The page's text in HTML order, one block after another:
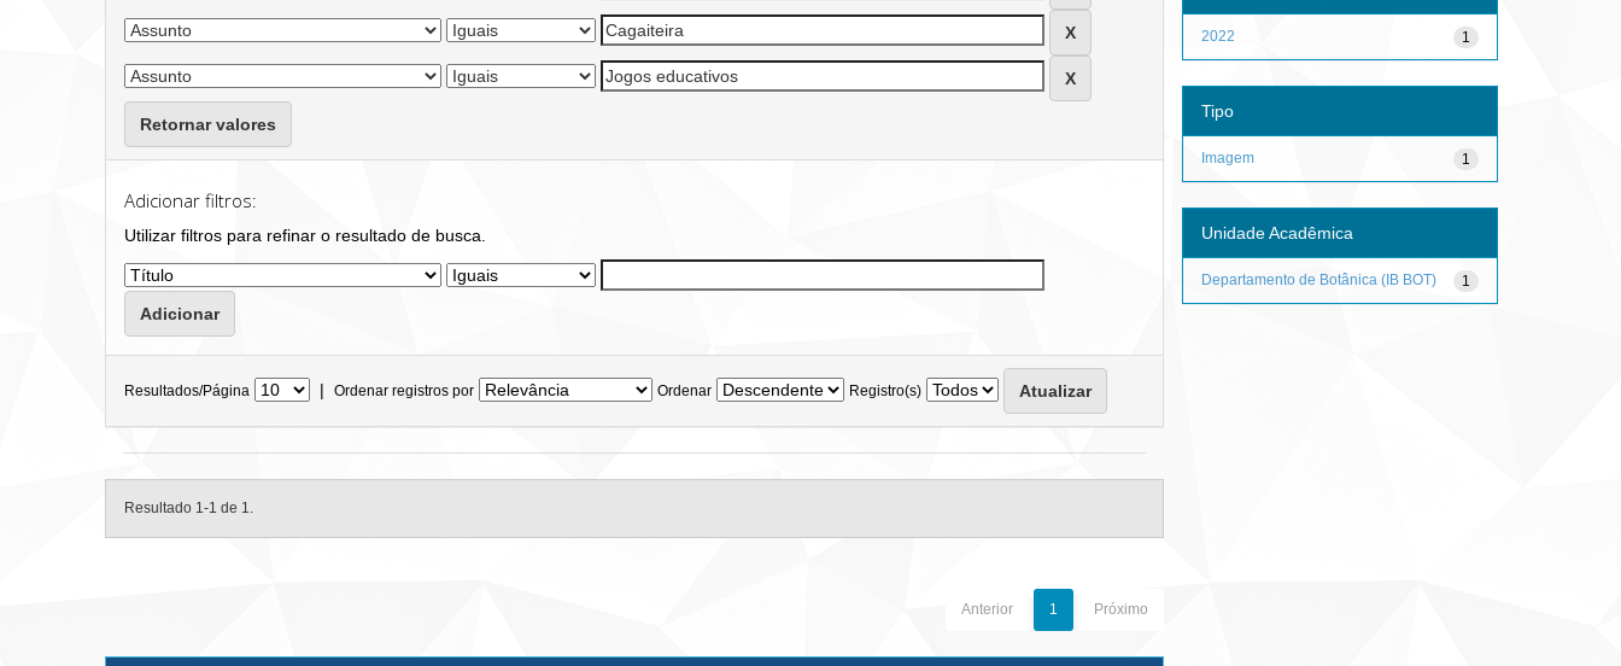
Retornar valores
Adicionar filtros:
Utilizar filtros para refinar o resultado de busca.
Resultados/Página | Ordenar registros por Ordenar Registro(s)
Resultado 1-1 de 1.
Anterior 1 Próximo
1
2022
Tipo
1
Imagem
Unidade Acadêmica
1
Departamento de Botânica (IB BOT)